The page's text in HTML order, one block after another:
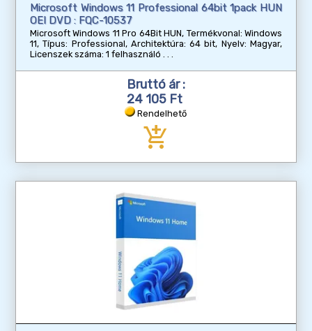
Microsoft Windows 11 Professional 64bit 1pack HUN
OEI DVD : FQC-10537
Microsoft Windows 11 Pro 64Bit HUN, Termékvonal: Windows
11, Típus: Professional, Architektúra: 64 bit, Nyelv: Magyar,
Licenszek száma: 1 felhasználó
Bruttó ár :
24 105 Ft
Rendelhető
add_shopping_cart